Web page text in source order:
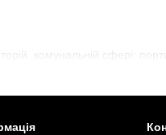
комунальній сфері: